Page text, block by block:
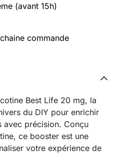
(avant 15h)
commande
Best Life 20 mg, la
du DIY pour enrichir
avec précision. Conçu
ce booster est une
votre expérience de